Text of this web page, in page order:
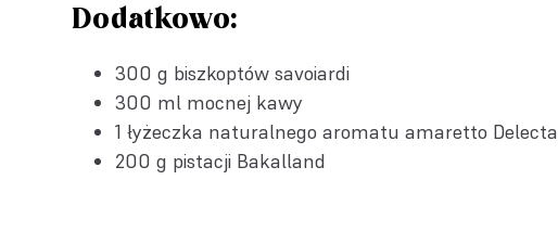
Dodatkowo:
300 g biszkoptów savoiardi
300 ml mocnej kawy
1 łyżeczka naturalnego aromatu amaretto Delecta
200 g pistacji Bakalland